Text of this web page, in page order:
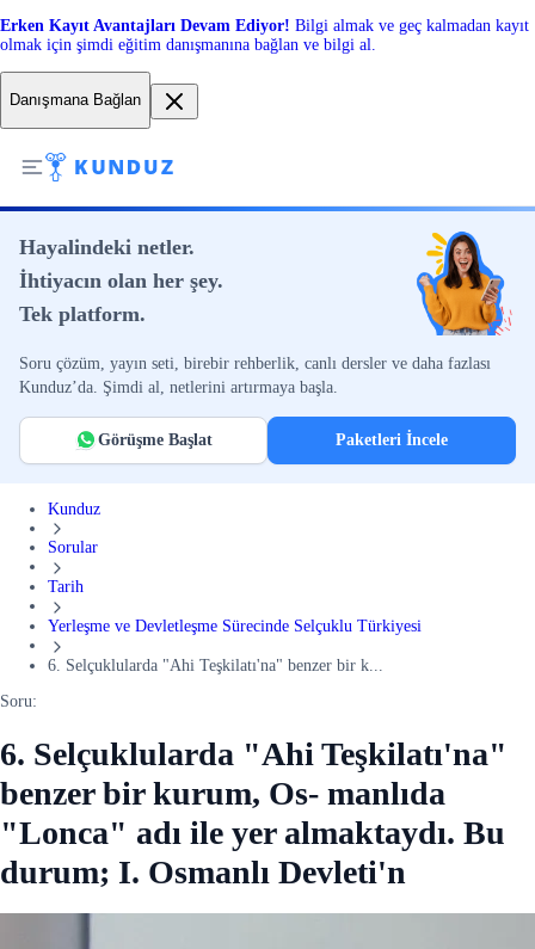
Erken Kayıt Avantajları Devam Ediyor! Bilgi almak ve geç kalmadan kayıt
olmak için şimdi eğitim danışmanına bağlan ve bilgi al.
Danışmana Bağlan
Hayalindeki netler.
İhtiyacın olan her şey.
Tek platform.
Soru çözüm, yayın seti, birebir rehberlik, canlı dersler ve daha fazlası
Kunduz’da. Şimdi al, netlerini artırmaya başla.
Görüşme Başlat Paketleri İncele
Kunduz
Sorular
Tarih
Yerleşme ve Devletleşme Sürecinde Selçuklu Türkiyesi
6. Selçuklularda "Ahi Teşkilatı'na" benzer bir k...
Soru:
6. Selçuklularda "Ahi Teşkilatı'na"
benzer bir kurum, Os- manlıda
"Lonca" adı ile yer almaktaydı. Bu
durum; I. Osmanlı Devleti'n